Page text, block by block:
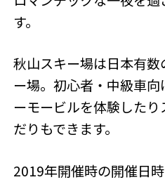
す。
秋山スキー場は日本有
ー場。初心者・中級車
ーモービルを体験した
だりもできます。
2019年開催時の開催日